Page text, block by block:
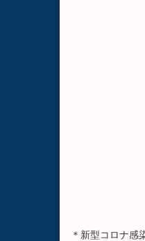
＊新型コロナ感